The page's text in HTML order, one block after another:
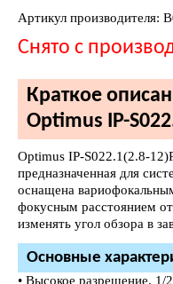
Артикул производителя:
Снято с
Краткое
Optimus IP-
Optimus IP-S022.1(2.8-
предназначенная для
оснащена
фокусным расстоянием
изменять угол обзора в
Основные
• Высокое разрешение.